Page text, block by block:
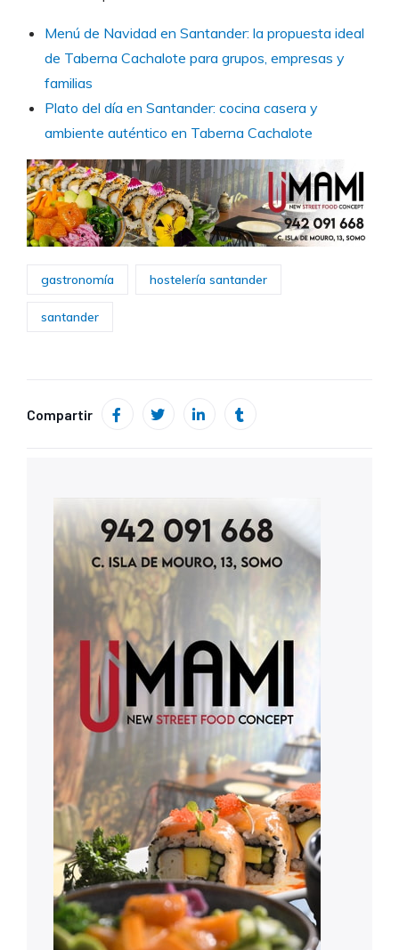
Menú de Navidad en Santander: la propuesta ideal
de Taberna Cachalote para grupos, empresas y
familias
Plato del día en Santander: cocina casera y
ambiente auténtico en Taberna Cachalote
gastronomía hostelería santander
santander
Compartir